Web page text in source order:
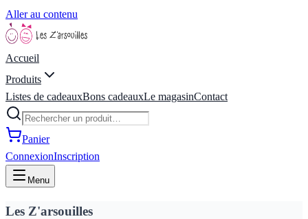
Aller au contenu
Accueil
Produits
Listes de cadeauxBons cadeauxLe magasinContact
Panier
ConnexionInscription
Menu
Les Z'arsouilles